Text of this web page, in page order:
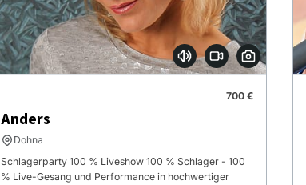
700 €
Anders
Dohna
Schlagerparty 100 % Liveshow 100 % Schlager - 100
% Live-Gesang und Performance in hochwertiger